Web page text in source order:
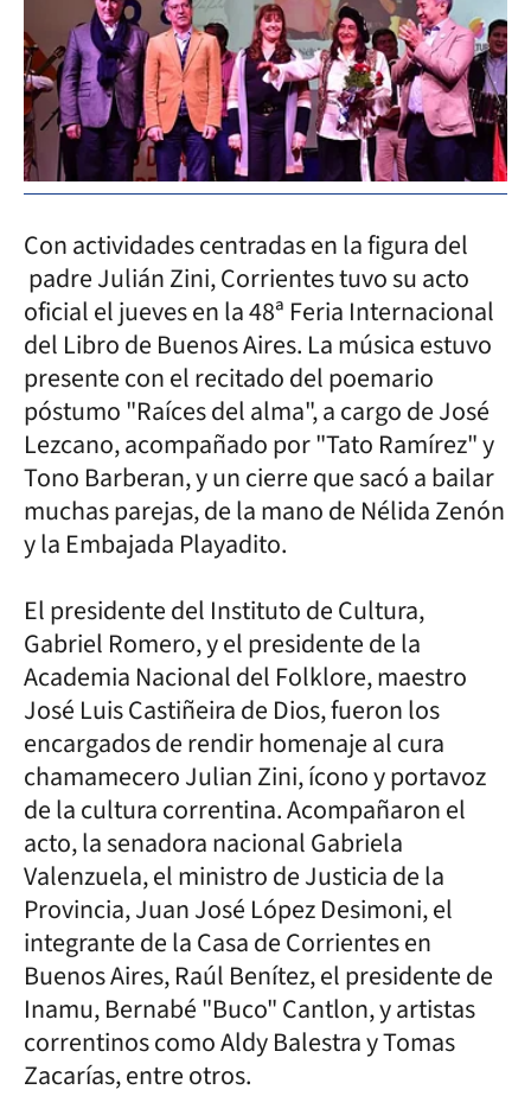
Con actividades centradas en la figura del
padre Julián Zini, Corrientes tuvo su acto
oficial el jueves en la 48ª Feria Internacional
del Libro de Buenos Aires. La música estuvo
presente con el recitado del poemario
póstumo "Raíces del alma", a cargo de José
Lezcano, acompañado por "Tato Ramírez" y
Tono Barberan, y un cierre que sacó a bailar
muchas parejas, de la mano de Nélida Zenón
y la Embajada Playadito.
El presidente del Instituto de Cultura,
Gabriel Romero, y el presidente de la
Academia Nacional del Folklore, maestro
José Luis Castiñeira de Dios, fueron los
encargados de rendir homenaje al cura
chamamecero Julian Zini, ícono y portavoz
de la cultura correntina. Acompañaron el
acto, la senadora nacional Gabriela
Valenzuela, el ministro de Justicia de la
Provincia, Juan José López Desimoni, el
integrante de la Casa de Corrientes en
Buenos Aires, Raúl Benítez, el presidente de
Inamu, Bernabé "Buco" Cantlon, y artistas
correntinos como Aldy Balestra y Tomas
Zacarías, entre otros.